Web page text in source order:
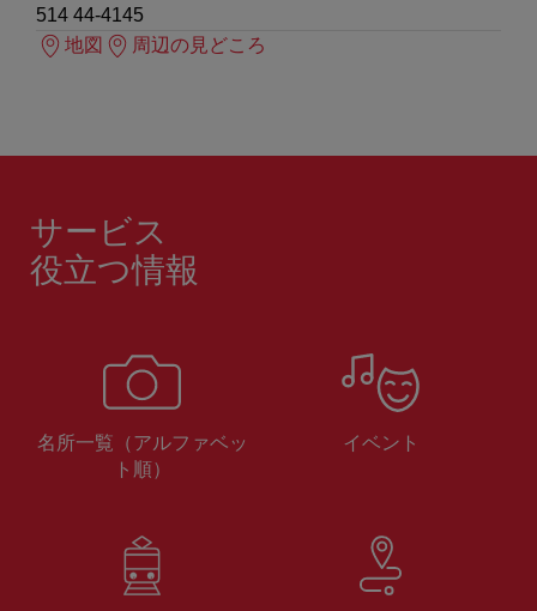
514 44-4145
地図
周辺の見どころ
サービス
役立つ情報
名所一覧（アルファベッ
ト順）
イベント